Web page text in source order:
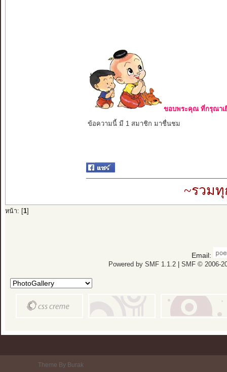
ขอบพระคุณ ที่กรุณาเ
ข้อความนี้ มี 1 สมาชิก มาชื่นชม
~รวมทุ
หน้า: [ 1]
Email:
Powered by SMF 1.1.2| SMF © 2006-
Theme By Burak